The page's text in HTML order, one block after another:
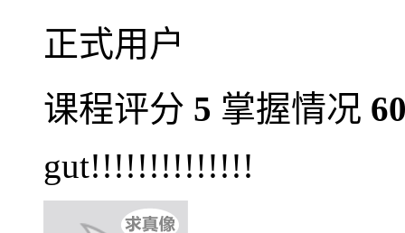
正式用户
课程评分 5 掌握情况
gut!!!!!!!!!!!!!!